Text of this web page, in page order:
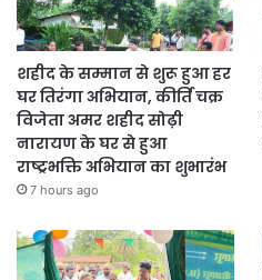
शहीद के सम्मान से शुरू हुआ हर
घर तिरंगा अभियान, कीर्ति चक्र
विजेता अमर शहीद सोढ़ी
नारायण के घर से हुआ
राष्ट्रभक्ति अभियान का शुभारंभ
7 hours ago